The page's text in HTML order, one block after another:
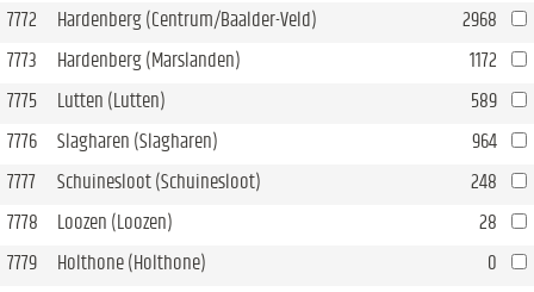
7772
Hardenberg (Centrum/Baalder-Veld)
2968
7773
Hardenberg (Marslanden)
1172
7775
Lutten (Lutten)
589
7776
Slagharen (Slagharen)
964
7777
Schuinesloot (Schuinesloot)
248
7778
Loozen (Loozen)
28
7779
Holthone (Holthone)
0